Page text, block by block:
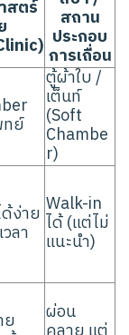
สตร์ สถาน
ประกอบ
การเถื่อน
ทย์
ตู้ผ้าใบ /
เต็นท์
(Soft
Chambe
r)
ง่าย
ลา
Walk-in
ได้ (แต่ไม่
แนะนำ)
ย ผ่อน